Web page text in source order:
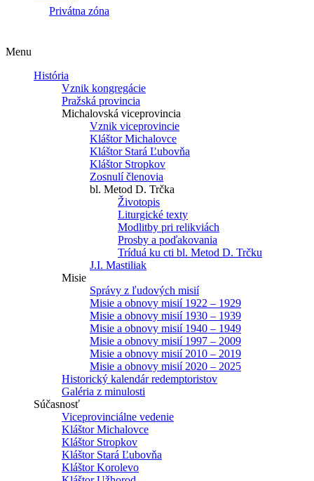
Privátna zóna
Menu
História
Vznik kongregácie
Pražská provincia
Michalovská viceprovincia
Vznik viceprovincie
Kláštor Michalovce
Kláštor Stará Ľubovňa
Kláštor Stropkov
Zosnulí členovia
bl. Metod D. Trčka
Životopis
Liturgické texty
Modlitby pri relikviách
Prosby a poďakovania
Tríduá ku cti bl. Metod D. Trčku
J.I. Mastiliak
Misie
Správy z ľudových misií
Misie a obnovy misií 1922 – 1929
Misie a obnovy misií 1930 – 1939
Misie a obnovy misií 1940 – 1949
Misie a obnovy misií 1997 – 2009
Misie a obnovy misií 2010 – 2019
Misie a obnovy misií 2020 – 2025
Historický kalendár redemptoristov
Galéria z minulosti
Súčasnosť
Viceprovinciálne vedenie
Kláštor Michalovce
Kláštor Stropkov
Kláštor Stará Ľubovňa
Kláštor Korolevo